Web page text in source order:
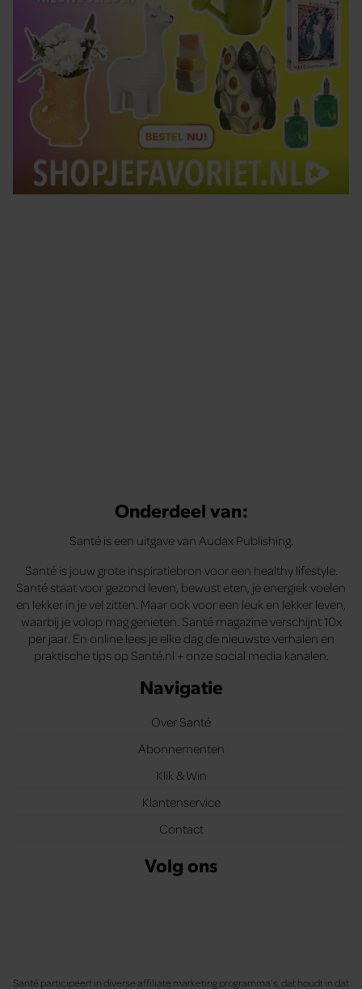
Onderdeel van:
Santé is een uitgave van Audax Publishing.
Santé is jouw grote inspiratiebron voor een healthy lifestyle.
Santé staat voor gezond leven, bewust eten, je energiek voelen
en lekker in je vel zitten. Maar ook voor een leuk en lekker leven,
waarbij je volop mag genieten. Santé magazine verschijnt 10x
per jaar. En online lees je elke dag de nieuwste verhalen en
praktische tips op Santé.nl + onze social media kanalen.
Navigatie
Over Santé
Abonnementen
Klik & Win
Klantenservice
Contact
Volg ons
Santé participeert in diverse affiliate marketing programma’s, dat houdt in dat